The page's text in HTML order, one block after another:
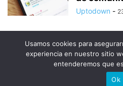
Uptodown -
© Uptodown Technologies SL |
cookies
Usamos cookies para
experiencia en nuestro sitio
entenderemos que
Ok